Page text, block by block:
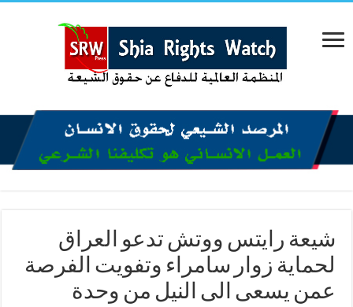
شيعة رايتس ووتش تدعو العراق
لحماية زوار سامراء وتفويت الفرصة
عمن يسعى الى النيل من وحدة